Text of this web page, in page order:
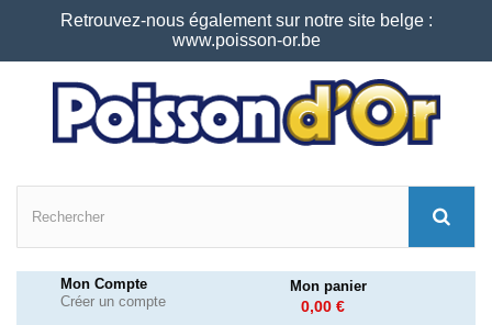
Retrouvez-nous également sur notre site belge :
www.poisson-or.be
Mon Compte
Créer un compte
Mon panier
0,00 €